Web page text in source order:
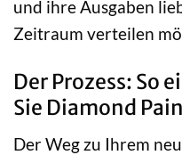
und ihre Ausgaben
Zeitraum verteilen
Der Prozess: So
Sie Diamond
Der Weg zu Ihrem